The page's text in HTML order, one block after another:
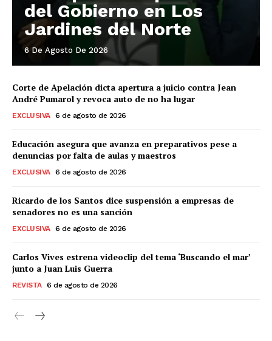
del Gobierno en Los
Jardines del Norte
6 De Agosto De 2026
Corte de Apelación dicta apertura a juicio contra Jean
André Pumarol y revoca auto de no ha lugar
EXCLUSIVA 6 de agosto de 2026
Educación asegura que avanza en preparativos pese a
denuncias por falta de aulas y maestros
EXCLUSIVA 6 de agosto de 2026
Ricardo de los Santos dice suspensión a empresas de
senadores no es una sanción
EXCLUSIVA 6 de agosto de 2026
Carlos Vives estrena videoclip del tema ‘Buscando el mar’
junto a Juan Luis Guerra
REVISTA 6 de agosto de 2026